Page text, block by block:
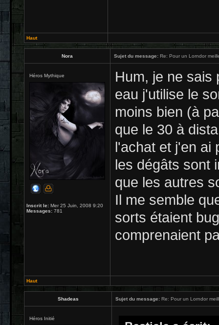
Haut
Nora Sujet du message: Re: Pour un Lorndor
Héros Mythique
Inscrit le: Mer 25 Juin, 2008 9:20
Messages: 781
Hum, je ne sais
eau j'utilise le
moins bien (à
que le 30 à
l'achat et j'en ai
les dégâts sont
que les autres
Il me semble
sorts étaient
comprenaient
Haut
Shadeas Sujet du message: Re: Pour un Lorndor
Héros Initié